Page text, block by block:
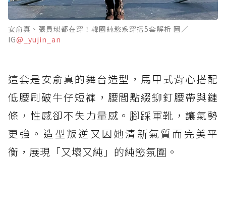
安俞真、張員瑛都在穿！韓國純慾系穿搭5套解析 圖／
IG@_yujin_an
這套是安俞真的舞台造型，馬甲式背心搭配
低腰刷破牛仔短褲，腰間點綴鉚釘腰帶與鏈
條，性感卻不失力量感。腳踩軍靴，讓氣勢
更強。造型叛逆又因她清新氣質而完美平
衡，展現「又壞又純」的純慾氛圍。